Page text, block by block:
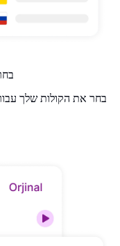
2.
בחר את הקולות שלך